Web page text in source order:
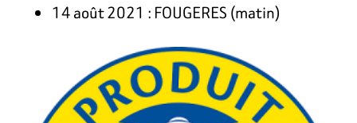
14 août 2021 : FOUGERES (matin)